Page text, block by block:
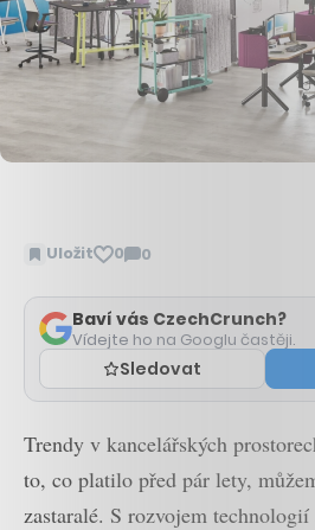
Uložit 0 0
Zobrazit
Baví vás CzechCrunch?
Vídejte ho na Googlu častěji.
Sledovat
Trendy v kancelářských
to, co platilo před pár lety,
zastaralé. S rozvojem